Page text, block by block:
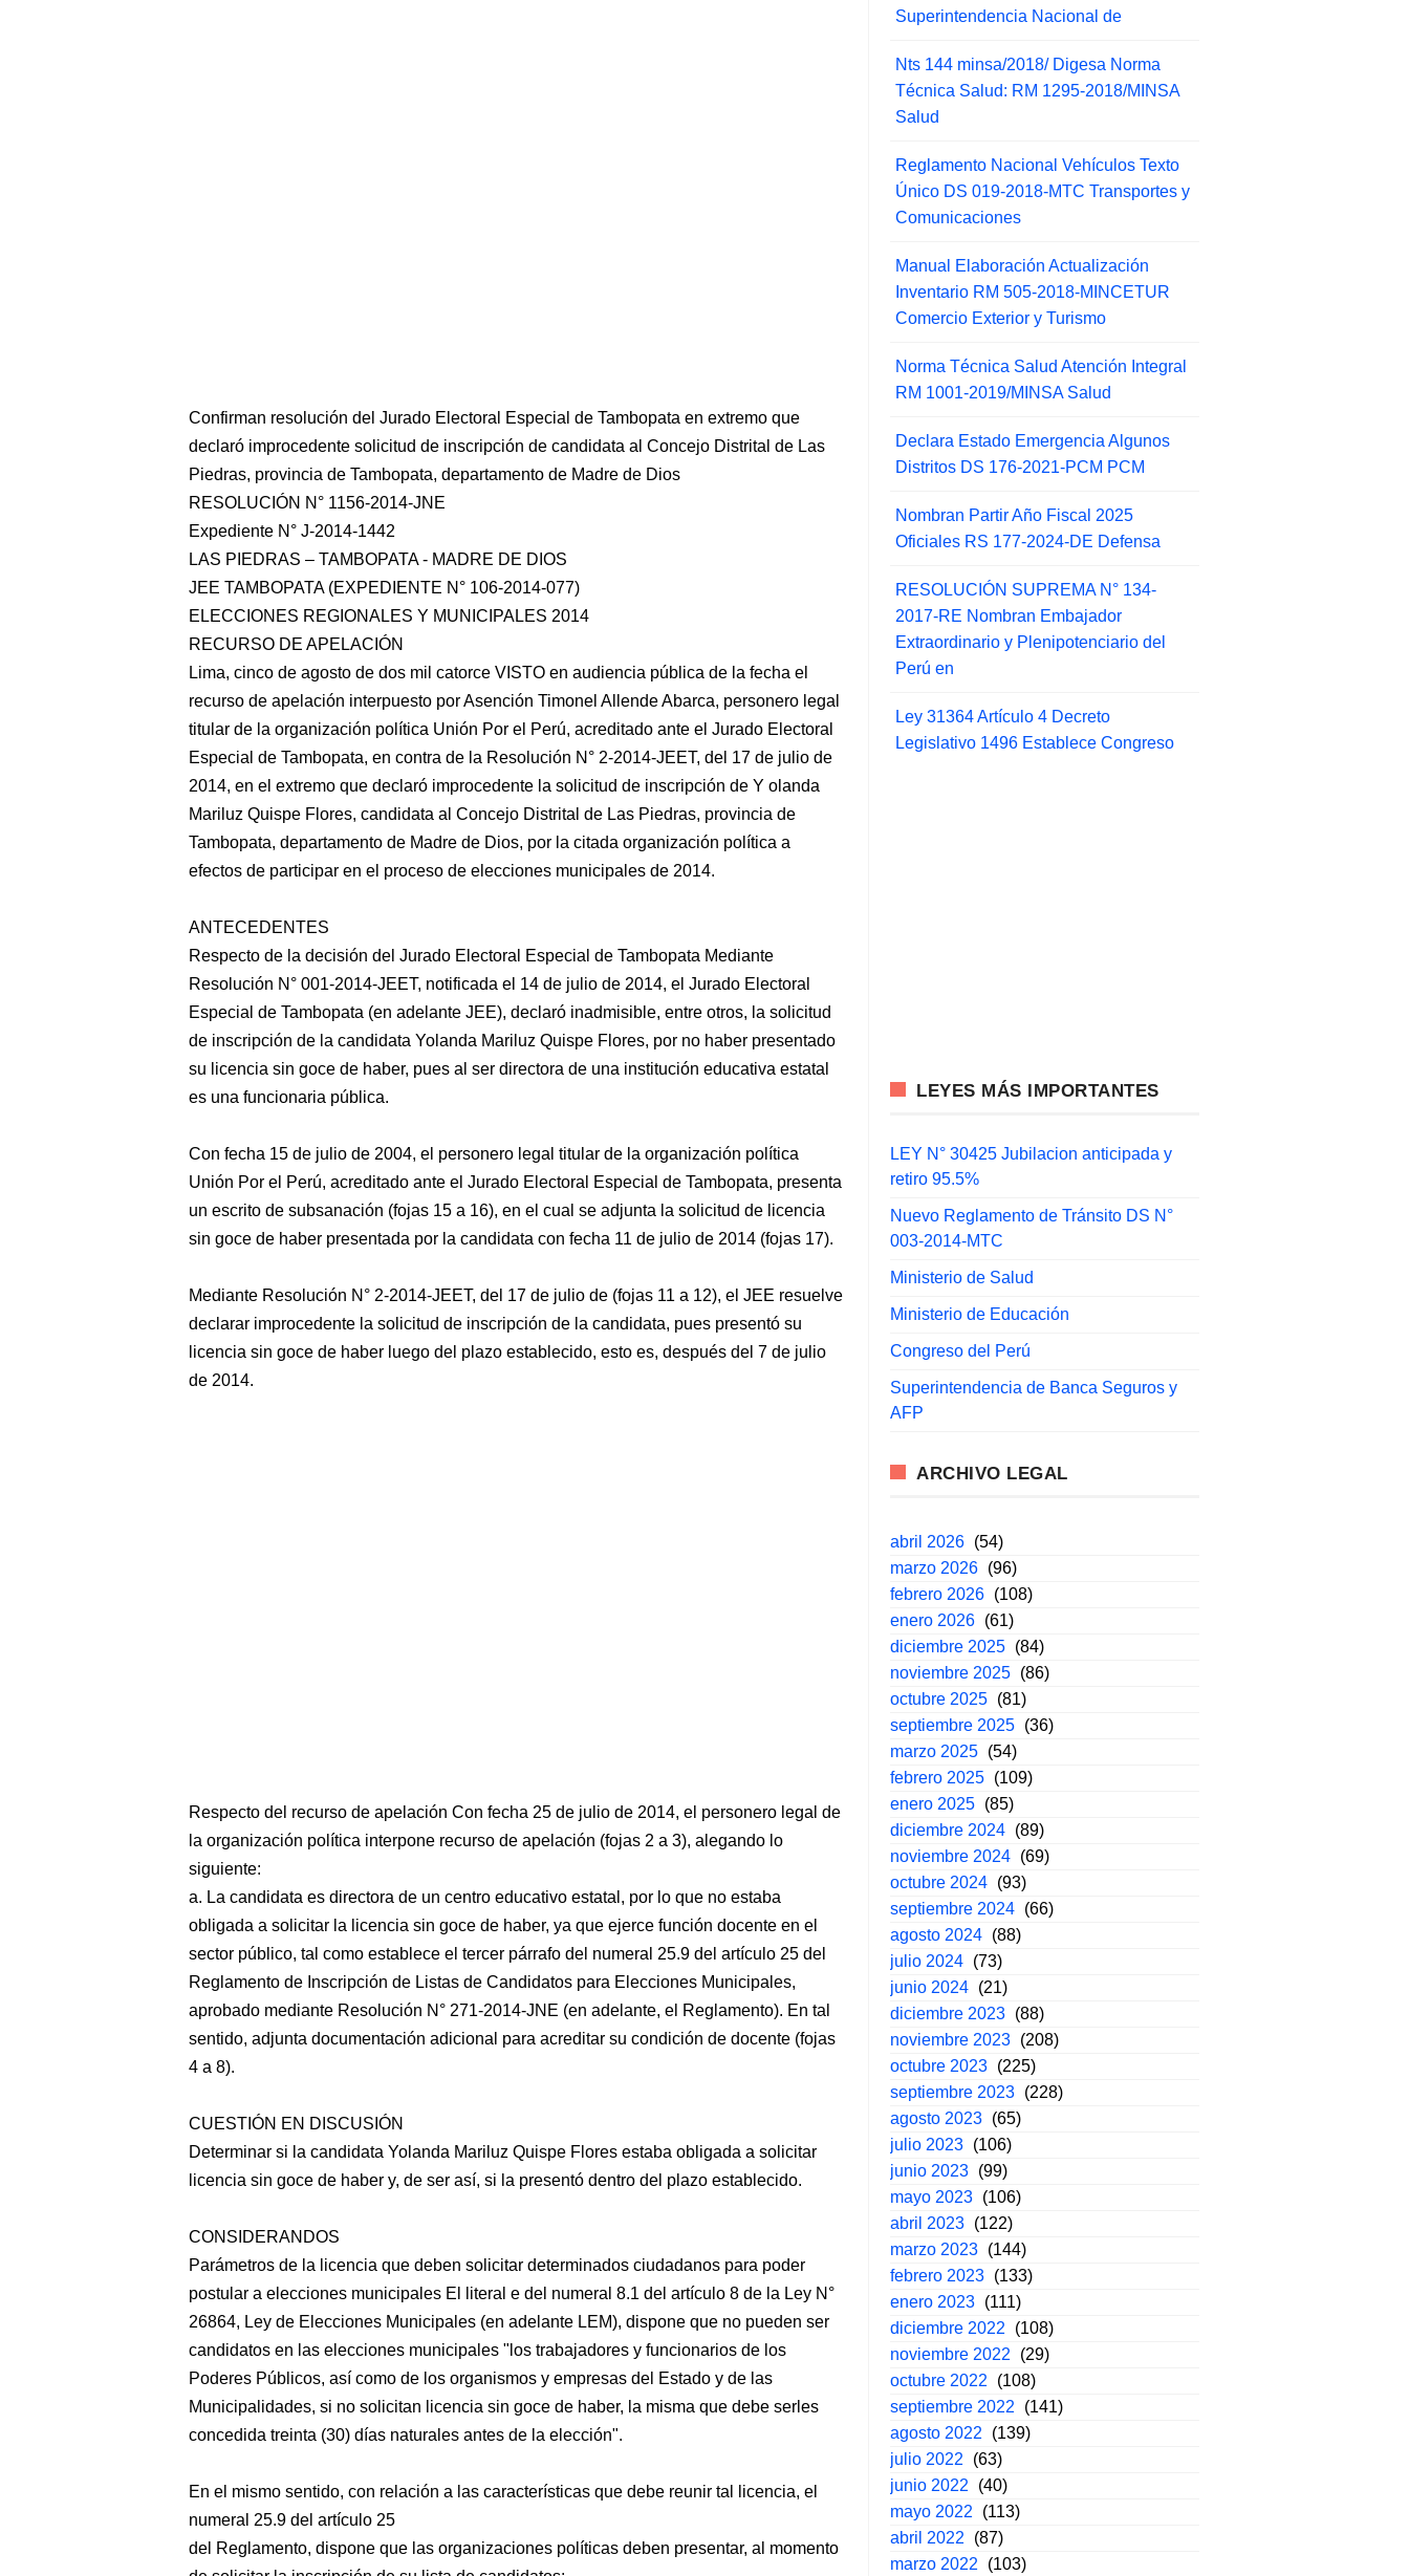
Confirman resolución del Jurado Electoral Especial de Tambopata en extremo que
declaró improcedente solicitud de inscripción de candidata al Concejo Distrital de Las
Piedras, provincia de Tambopata, departamento de Madre de Dios
RESOLUCIÓN N° 1156-2014-JNE
Expediente N° J-2014-1442
LAS PIEDRAS – TAMBOPATA - MADRE DE DIOS
JEE TAMBOPATA (EXPEDIENTE N° 106-2014-077)
ELECCIONES REGIONALES Y MUNICIPALES 2014
RECURSO DE APELACIÓN
Lima, cinco de agosto de dos mil catorce VISTO en audiencia pública de la fecha el
recurso de apelación interpuesto por Asención Timonel Allende Abarca, personero legal
titular de la organización política Unión Por el Perú, acreditado ante el Jurado Electoral
Especial de Tambopata, en contra de la Resolución N° 2-2014-JEET, del 17 de julio de
2014, en el extremo que declaró improcedente la solicitud de inscripción de Y olanda
Mariluz Quispe Flores, candidata al Concejo Distrital de Las Piedras, provincia de
Tambopata, departamento de Madre de Dios, por la citada organización política a
efectos de participar en el proceso de elecciones municipales de 2014.
ANTECEDENTES
Respecto de la decisión del Jurado Electoral Especial de Tambopata Mediante
Resolución N° 001-2014-JEET, notificada el 14 de julio de 2014, el Jurado Electoral
Especial de Tambopata (en adelante JEE), declaró inadmisible, entre otros, la solicitud
de inscripción de la candidata Yolanda Mariluz Quispe Flores, por no haber presentado
su licencia sin goce de haber, pues al ser directora de una institución educativa estatal
es una funcionaria pública.
Con fecha 15 de julio de 2004, el personero legal titular de la organización política
Unión Por el Perú, acreditado ante el Jurado Electoral Especial de Tambopata, presenta
un escrito de subsanación (fojas 15 a 16), en el cual se adjunta la solicitud de licencia
sin goce de haber presentada por la candidata con fecha 11 de julio de 2014 (fojas 17).
Mediante Resolución N° 2-2014-JEET, del 17 de julio de (fojas 11 a 12), el JEE resuelve
declarar improcedente la solicitud de inscripción de la candidata, pues presentó su
licencia sin goce de haber luego del plazo establecido, esto es, después del 7 de julio
de 2014.
Respecto del recurso de apelación Con fecha 25 de julio de 2014, el personero legal de
la organización política interpone recurso de apelación (fojas 2 a 3), alegando lo
siguiente:
a. La candidata es directora de un centro educativo estatal, por lo que no estaba
obligada a solicitar la licencia sin goce de haber, ya que ejerce función docente en el
sector público, tal como establece el tercer párrafo del numeral 25.9 del artículo 25 del
Reglamento de Inscripción de Listas de Candidatos para Elecciones Municipales,
aprobado mediante Resolución N° 271-2014-JNE (en adelante, el Reglamento). En tal
sentido, adjunta documentación adicional para acreditar su condición de docente (fojas
4 a 8).
CUESTIÓN EN DISCUSIÓN
Determinar si la candidata Yolanda Mariluz Quispe Flores estaba obligada a solicitar
licencia sin goce de haber y, de ser así, si la presentó dentro del plazo establecido.
CONSIDERANDOS
Parámetros de la licencia que deben solicitar determinados ciudadanos para poder
postular a elecciones municipales El literal e del numeral 8.1 del artículo 8 de la Ley N°
26864, Ley de Elecciones Municipales (en adelante LEM), dispone que no pueden ser
candidatos en las elecciones municipales "los trabajadores y funcionarios de los
Poderes Públicos, así como de los organismos y empresas del Estado y de las
Municipalidades, si no solicitan licencia sin goce de haber, la misma que debe serles
concedida treinta (30) días naturales antes de la elección".
En el mismo sentido, con relación a las características que debe reunir tal licencia, el
numeral 25.9 del artículo 25
del Reglamento, dispone que las organizaciones políticas deben presentar, al momento
Superintendencia Nacional de
Nts 144 minsa/2018/ Digesa Norma
Técnica Salud: RM 1295-2018/MINSA
Salud
Reglamento Nacional Vehículos Texto
Único DS 019-2018-MTC Transportes y
Comunicaciones
Manual Elaboración Actualización
Inventario RM 505-2018-MINCETUR
Comercio Exterior y Turismo
Norma Técnica Salud Atención Integral
RM 1001-2019/MINSA Salud
Declara Estado Emergencia Algunos
Distritos DS 176-2021-PCM PCM
Nombran Partir Año Fiscal 2025
Oficiales RS 177-2024-DE Defensa
RESOLUCIÓN SUPREMA N° 134-
2017-RE Nombran Embajador
Extraordinario y Plenipotenciario del
Perú en
Ley 31364 Artículo 4 Decreto
Legislativo 1496 Establece Congreso
LEYES MÁS IMPORTANTES
LEY N° 30425 Jubilacion anticipada y
retiro 95.5%
Nuevo Reglamento de Tránsito DS N°
003-2014-MTC
Ministerio de Salud
Ministerio de Educación
Congreso del Perú
Superintendencia de Banca Seguros y
AFP
ARCHIVO LEGAL
abril 2026 (54)
marzo 2026 (96)
febrero 2026 (108)
enero 2026 (61)
diciembre 2025 (84)
noviembre 2025 (86)
octubre 2025 (81)
septiembre 2025 (36)
marzo 2025 (54)
febrero 2025 (109)
enero 2025 (85)
diciembre 2024 (89)
noviembre 2024 (69)
octubre 2024 (93)
septiembre 2024 (66)
agosto 2024 (88)
julio 2024 (73)
junio 2024 (21)
diciembre 2023 (88)
noviembre 2023 (208)
octubre 2023 (225)
septiembre 2023 (228)
agosto 2023 (65)
julio 2023 (106)
junio 2023 (99)
mayo 2023 (106)
abril 2023 (122)
marzo 2023 (144)
febrero 2023 (133)
enero 2023 (111)
diciembre 2022
(108)
noviembre 2022
(29)
octubre 2022
(108)
septiembre 2022
(141)
agosto 2022
(139)
julio 2022
(63)
junio 2022
(40)
mayo 2022
(113)
abril 2022
(87)
marzo 2022
(103)